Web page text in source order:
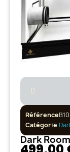
Référence
Catégorie
Dark